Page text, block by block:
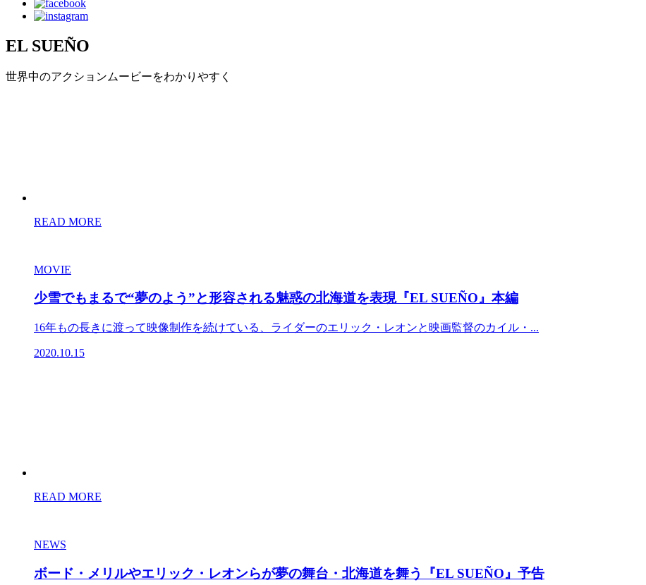
EL SUEÑO
世界中のアクションムービーをわかりやすく
READ MORE
MOVIE
少雪でもまるで“夢のよう”と形容される魅惑の北海道を表現『EL SUEÑO』本編
16年もの長きに渡って映像制作を続けている、ライダーのエリック・レオンと映画監督のカイル・...
2020.10.15
READ MORE
NEWS
ボード・メリルやエリック・レオンらが夢の舞台・北海道を舞う『EL SUEÑO』予告